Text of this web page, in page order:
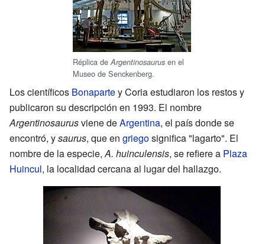
Réplica de Argentinosaurus en el
Museo de Senckenberg.
Los científicos Bonapartey Coria estudiaron los restos y
publicaron su descripción en 1993. El nombre
Argentinosaurusviene deArgentina, el país donde se
encontró, ysaurus, que en griegosignifica "lagarto". El
nombre de la especie,A. huinculensis, se refiere a Plaza
Huincul, la localidad cercana al lugar del hallazgo.